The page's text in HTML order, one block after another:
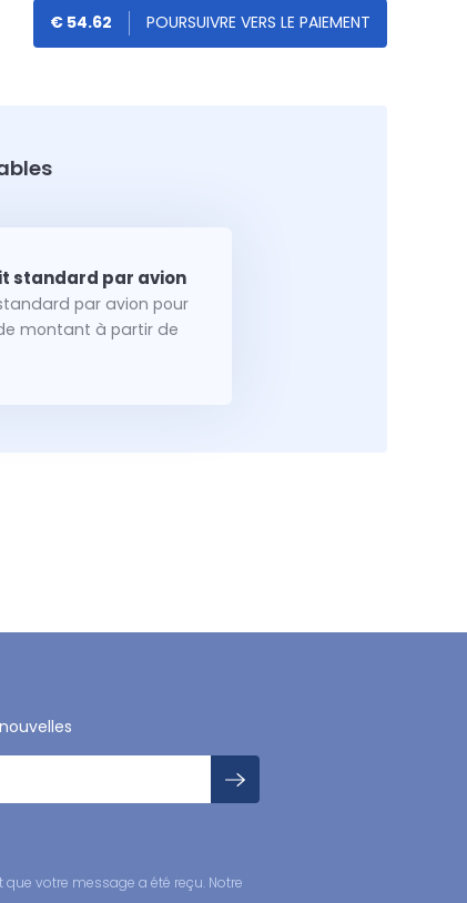
€ 54.62
par avion pour
montant à partir de
votre message a été reçu. Notre